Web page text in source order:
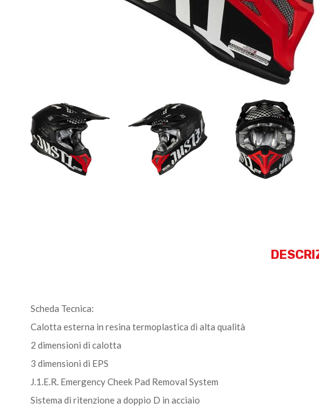
Scheda Tecnica:
Calotta esterna in resina termoplastica di alta qualità
2 dimensioni di calotta
3 dimensioni di EPS
J.1.E.R. Emergency Cheek Pad Removal System
Sistema di ritenzione a doppio D in acciaio